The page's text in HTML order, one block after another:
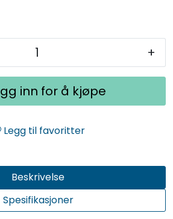
+
inn for å kjøpe
Legg til favoritter
Beskrivelse
Spesifikasjoner